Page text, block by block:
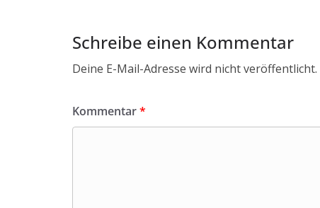
Schreibe einen Kommentar
Deine E-Mail-Adresse wird nicht veröffentlicht.
Kommentar*